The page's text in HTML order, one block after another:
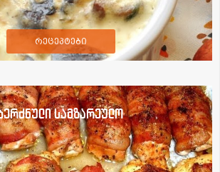
რეცეპტები
სამზარეულო